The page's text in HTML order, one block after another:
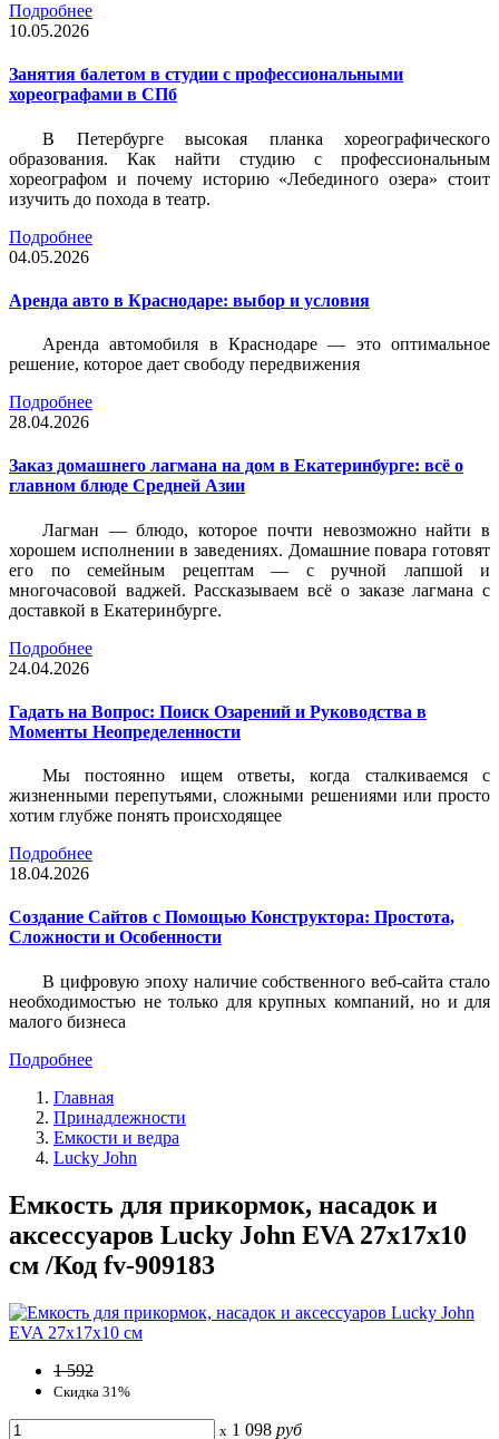
Подробнее
10.05.2026
Занятия балетом в студии с профессиональными
хореографами в СПб
В Петербурге высокая планка хореографического
образования. Как найти студию с профессиональным
хореографом и почему историю «Лебединого озера» стоит
изучить до похода в театр.
Подробнее
04.05.2026
Аренда авто в Краснодаре: выбор и условия
Аренда автомобиля в Краснодаре — это оптимальное
решение, которое дает свободу передвижения
Подробнее
28.04.2026
Заказ домашнего лагмана на дом в Екатеринбурге: всё о
главном блюде Средней Азии
Лагман — блюдо, которое почти невозможно найти в
хорошем исполнении в заведениях. Домашние повара готовят
его по семейным рецептам — с ручной лапшой и
многочасовой ваджей. Рассказываем всё о заказе лагмана с
доставкой в Екатеринбурге.
Подробнее
24.04.2026
Гадать на Вопрос: Поиск Озарений и Руководства в
Моменты Неопределенности
Мы постоянно ищем ответы, когда сталкиваемся с
жизненными перепутьями, сложными решениями или просто
хотим глубже понять происходящее
Подробнее
18.04.2026
Создание Сайтов с Помощью Конструктора: Простота,
Сложности и Особенности
В цифровую эпоху наличие собственного веб-сайта стало
необходимостью не только для крупных компаний, но и для
малого бизнеса
Подробнее
Главная
Принадлежности
Емкости и ведра
Lucky John
Емкость для прикормок, насадок и
аксессуаров Lucky John EVA 27x17x10
см /Код fv-909183
1 592
Скидка 31%
x 1 098 руб